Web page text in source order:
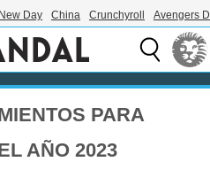
Day China Crunchyroll Avengers
PARA
AÑO 2023